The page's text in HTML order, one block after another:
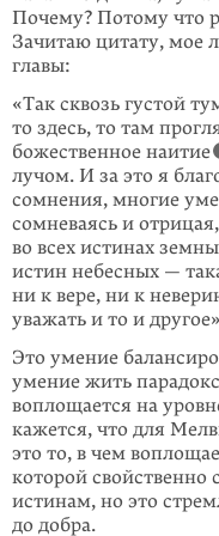
Почему? Потому что
Зачитаю цитату, мое
главы:
«Так сквозь густой
то здесь, то там
божественное наитие
лучом. И за это я
сомнения, многие
сомневаясь и
во всех истинах
истин небесных —
ни к вере, ни к
уважать и то и
Это умение
умение жить
воплощается на
кажется, что для
это то, в чем
которой свойственно
истинам, но это
до добра.